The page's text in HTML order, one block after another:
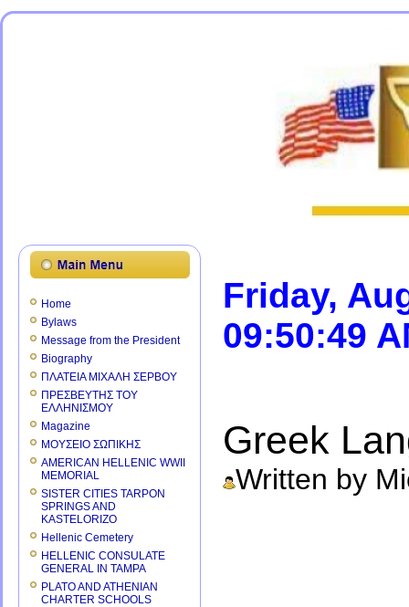
Home
Bylaws
Message from the President
Biography
ΠΛΑΤΕΙΑ ΜΙΧΑΛΗ ΣΕΡΒΟΥ
ΠΡΕΣΒΕΥΤΗΣ ΤΟΥ
ΕΛΛΗΝΙΣΜΟΥ
Magazine
ΜΟΥΣΕΙΟ ΣΩΠΙΚΗΣ
AMERICAN HELLENIC WWII
MEMORIAL
SISTER CITIES TARPON
SPRINGS AND
KASTELORIZO
Hellenic Cemetery
HELLENIC CONSULATE
GENERAL IN TAMPA
PLATO AND ATHENIAN
CHARTER SCHOOLS
Friday,
09:50:49
Greek
Written by